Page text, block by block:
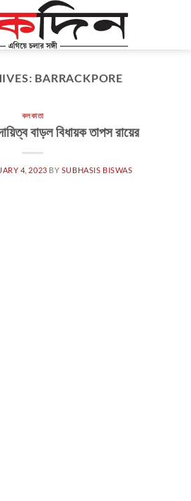
BARRACKPORE
কলকাতা
বাড়ল বিধায়ক তাপস রায়ের
4, 2023 BY SUBHASIS BISWAS